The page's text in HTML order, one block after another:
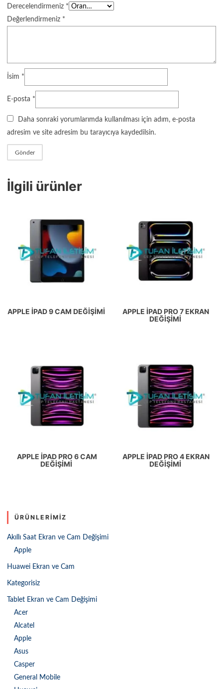
Derecelendirmeniz *
Değerlendirmeniz *
İsim *
E-posta *
Daha sonraki yorumlarımda kullanılması için adım, e-posta
adresim ve site adresim bu tarayıcıya kaydedilsin.
İlgili ürünler
APPLE İPAD 9 CAM DEĞIŞIMI
APPLE İPAD PRO 7 EKRAN
DEĞIŞIMI
APPLE İPAD PRO 6 CAM
DEĞIŞIMI
APPLE İPAD PRO 4 EKRAN
DEĞIŞIMI
ÜRÜNLERIMIZ
Akıllı Saat Ekran ve Cam Değişimi
Apple
Huawei Ekran ve Cam
Kategorisiz
Tablet Ekran ve Cam Değişimi
Acer
Alcatel
Apple
Asus
Casper
General Mobile